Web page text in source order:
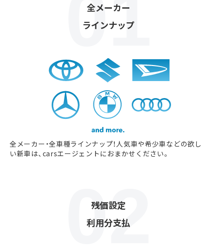
全メーカー
ラインナップ
全メーカー・全車種ラインナップ！人気車や希少車などの欲し
い新車は、carsエージェントにおまかせください。
残価設定
利用分支払